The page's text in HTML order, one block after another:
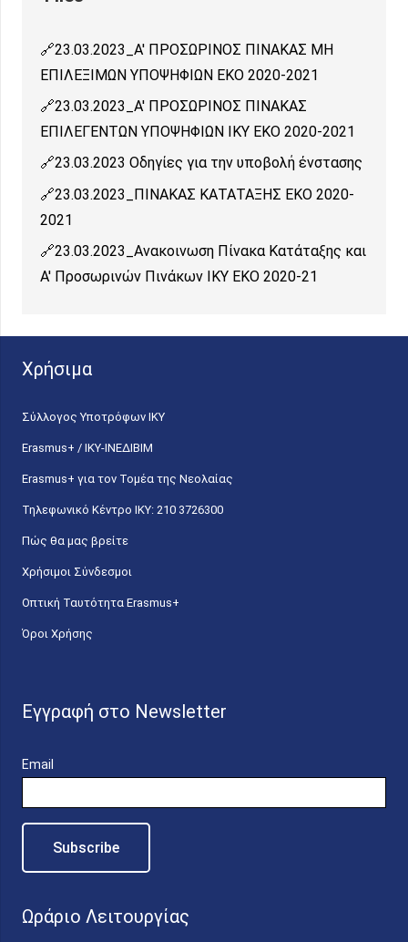
23.03.2023_Α' ΠΡΟΣΩΡΙΝΟΣ ΠΙΝΑΚΑΣ ΜΗ
ΕΠΙΛΕΞΙΜΩΝ ΥΠΟΨΗΦΙΩΝ ΕΚΟ 2020-2021
23.03.2023_Α' ΠΡΟΣΩΡΙΝΟΣ ΠΙΝΑΚΑΣ
ΕΠΙΛΕΓΕΝΤΩΝ ΥΠΟΨΗΦΙΩΝ ΙΚΥ ΕΚΟ 2020-2021
23.03.2023 Οδηγίες για την υποβολή ένστασης
23.03.2023_ΠΙΝΑΚΑΣ ΚΑΤΑΤΑΞΗΣ ΕΚΟ 2020-
2021
23.03.2023_Ανακοινωση Πίνακα Κατάταξης και
Α' Προσωρινών Πινάκων ΙΚΥ ΕΚΟ 2020-21
Χρήσιμα
Σύλλογος Υποτρόφων ΙΚΥ
Erasmus+ / ΙΚΥ-ΙΝΕΔΙΒΙΜ
Erasmus+ για τον Τομέα της Νεολαίας
Τηλεφωνικό Κέντρο IKY: 210 3726300
Πώς θα μας βρείτε
Χρήσιμοι Σύνδεσμοι
Οπτική Ταυτότητα Erasmus+
Όροι Χρήσης
Εγγραφή στο Newsletter
Email
Ωράριο Λειτουργίας